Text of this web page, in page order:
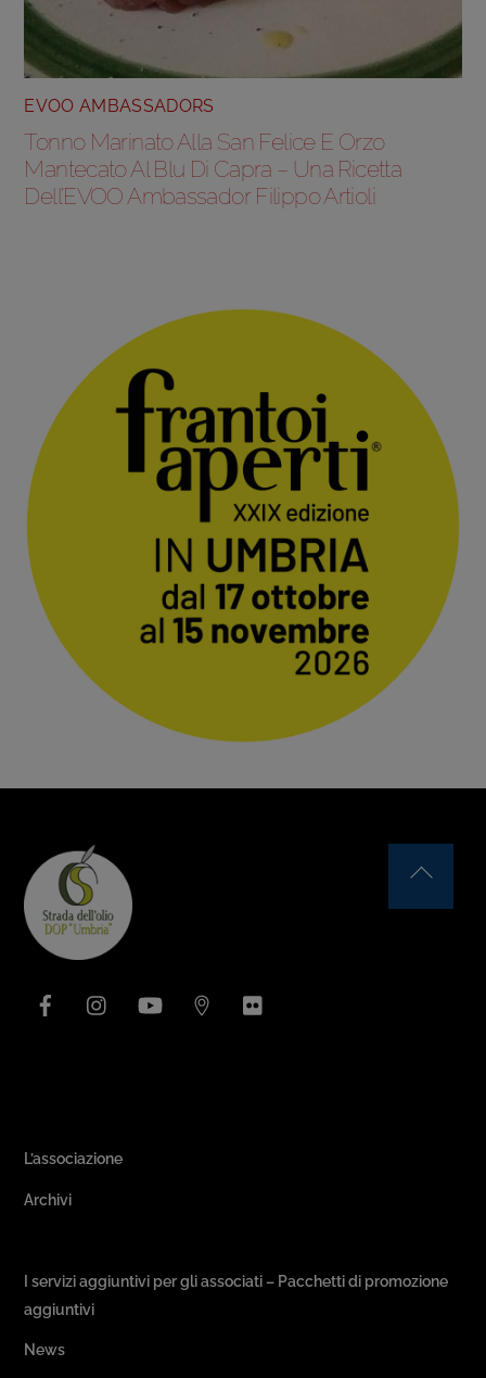
EVOO AMBASSADORS
Tonno Marinato Alla San Felice E Orzo
Mantecato Al Blu Di Capra – Una Ricetta
Dell’EVOO Ambassador Filippo Artioli
YouTube
L’associazione
Archivi
I servizi aggiuntivi per gli associati – Pacchetti di promozione
aggiuntivi
News